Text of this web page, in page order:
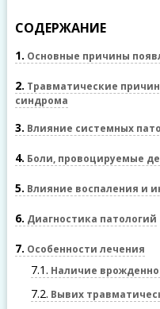
СОДЕРЖАНИЕ
1 Основные причины
2 Травматические
синдрома
3 Влияние системных
4 Боли, провоцируемые
5 Влияние воспаления и
6 Диагностика патологий
7 Особенности лечения
7.1 Наличие
7.2 Вывих